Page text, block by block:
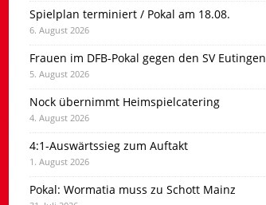
Spielplan terminiert / Pokal am 18.08.
6. August 2026
Frauen im DFB-Pokal gegen den SV Eutingen
5. August 2026
Nock übernimmt Heimspielcatering
4. August 2026
4:1-Auswärtssieg zum Auftakt
1. August 2026
Pokal: Wormatia muss zu Schott Mainz